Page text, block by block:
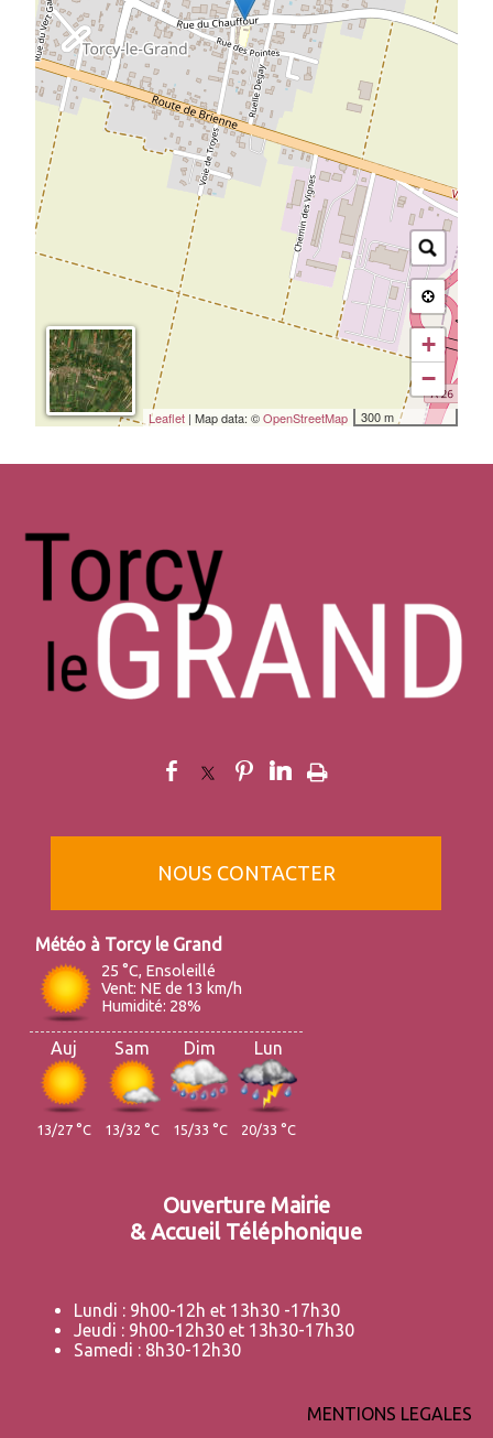
+
−
300 m
Leaflet| Map data: ©OpenStreetMap
NOUS CONTACTER
Torcy le Grand
25 °C, Ensoleillé
Vent: NE de 13 km/h
Humidité: 28%
Auj
13/27 °C
Sam
13/32 °C
Dim
15/33 °C
Lun
20/33 °C
Ouverture Mairie
& Accueil Téléphonique
Lundi : 9h00-12h et 13h30 -17h30
Jeudi : 9h00-12h30 et 13h30-17h30
Samedi : 8h30-12h30
MENTIONS LEGALES